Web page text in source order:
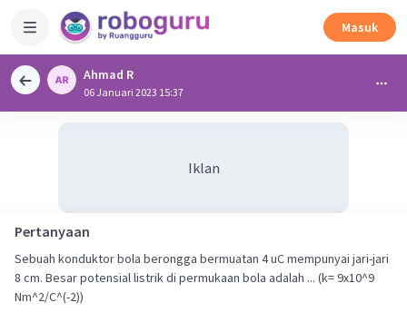
Masuk
Ahmad R
06 Januari 2023 15:37
Iklan
Pertanyaan
Sebuah konduktor bola berongga bermuatan 4 uC mempunyai jari-jari
8 cm. Besar potensial listrik di permukaan bola adalah ... (k= 9x10^9
Nm^2/C^(-2))